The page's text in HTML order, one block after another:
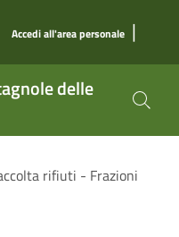
Accedi all'area personale |
delle
rifiuti - Frazioni